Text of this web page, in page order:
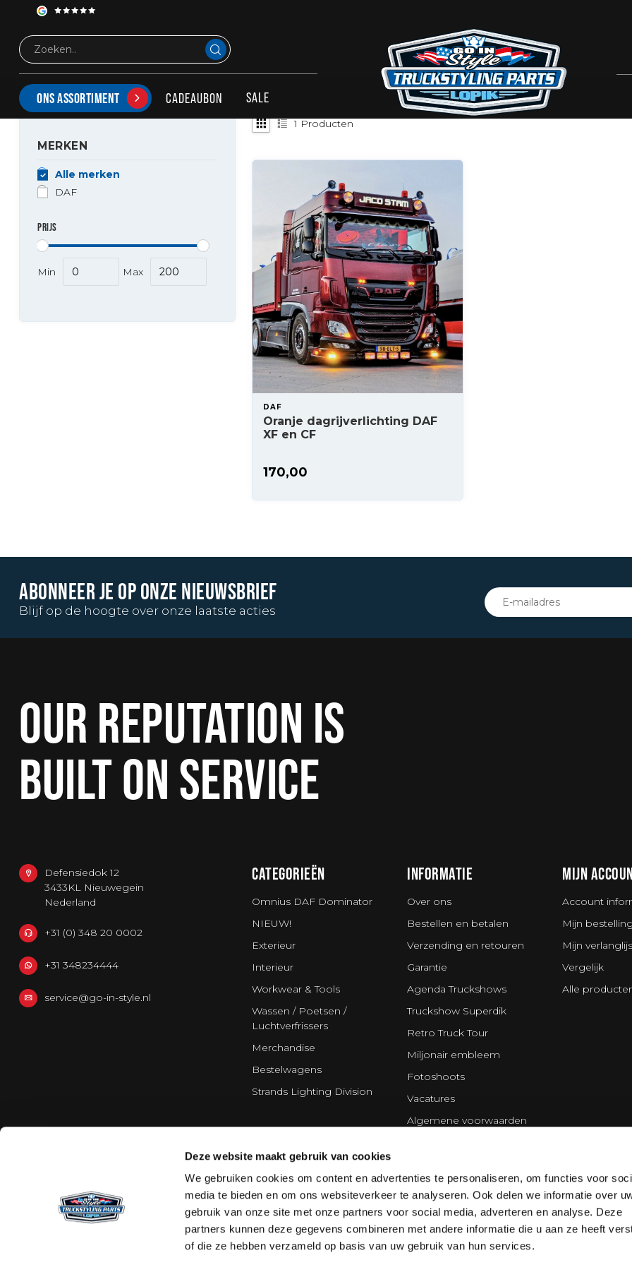
Deze website maakt gebruik van cookies
We gebruiken cookies om content en advertenties te personaliseren, om functies voor
media te bieden en om ons websiteverkeer te analyseren. Ook delen we informatie over
gebruik van onze site met onze partners voor social media, adverteren en analyse. Deze
partners kunnen deze gegevens combineren met andere informatie die u aan ze heeft
of die ze hebben verzameld op basis van uw gebruik van hun services.
ONS ASSORTIMENT CADEAUBON SALE
PRODUCTEN GETAGD MET AMBER DRL DAF
MERKEN
Alle merken
DAF
PRIJS
Min Max
1 Producten
DAF
Oranje dagrijverlichting DAF
XF en CF
170,00
ABONNEER JE OP ONZE NIEUWSBRIEF
Blijf op de hoogte over onze laatste acties
OUR REPUTATION IS
BUILT ON SERVICE
Defensiedok 12
3433KL Nieuwegein
Nederland
+31 (0) 348 20 0002
+31 348234444
service@go-in-style.nl
CATEGORIEËN
Omnius DAF Dominator
NIEUW!
Exterieur
Interieur
Workwear & Tools
Wassen / Poetsen /
Luchtverfrissers
Merchandise
Bestelwagens
Strands Lighting Division
INFORMATIE
Over ons
Bestellen en betalen
Verzending en retouren
Garantie
Agenda Truckshows
Truckshow Superdik
Retro Truck Tour
Miljonair embleem
Fotoshoots
Vacatures
Algemene voorwaarden
Cookie policy
Partners
MIJN
Account
Mijn
Mijn
Vergelijk
Alle